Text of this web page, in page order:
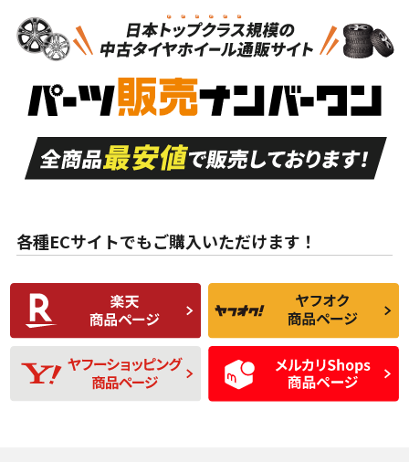
S
品）
S
新車外し品（新古
付き
A
走行距離も少なく、
目立つ傷もほとんど
ない中古品
A
走行距離も少なく、
非常に状態の良い中
古品
な中古品
んどない中古品
C
比較的きれいな中古
品
C
られるが、使用に問
題のない中古品
D
使用感や目立つ傷が
あり、一般的な中古
品
D
残り溝も少なく、偏
磨耗がみられ、短期
間使用できるくらい
の中古品
各種ECサイトでもご購入いただけます！